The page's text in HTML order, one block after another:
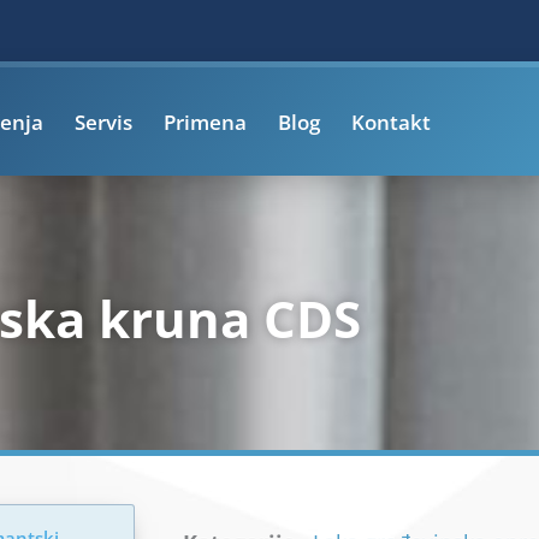
Servis Primena Blog Kontakt
kruna CDS